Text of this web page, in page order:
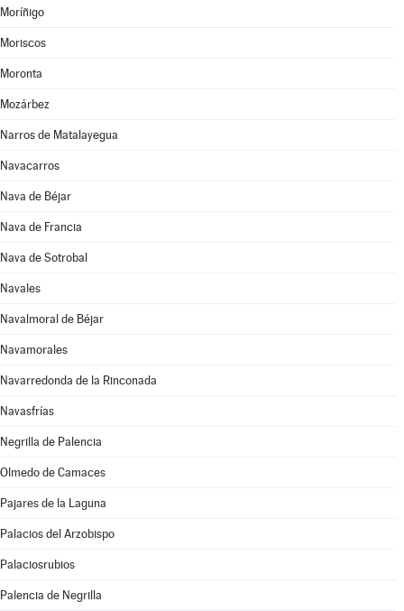
Moríñigo
Moriscos
Moronta
Mozárbez
Narros de Matalayegua
Navacarros
Nava de Béjar
Nava de Francia
Nava de Sotrobal
Navales
Navalmoral de Béjar
Navamorales
Navarredonda de la Rinconada
Navasfrías
Negrilla de Palencia
Olmedo de Camaces
Pajares de la Laguna
Palacios del Arzobispo
Palaciosrubios
Palencia de Negrilla